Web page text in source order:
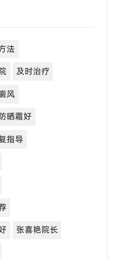
法
及时治疗
风
晒霜好
指导
张喜艳院长